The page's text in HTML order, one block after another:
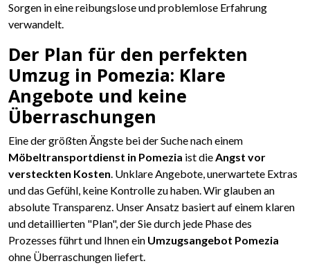
Sorgen in eine reibungslose und problemlose Erfahrung
verwandelt.
Der Plan für den perfekten
Umzug in Pomezia: Klare
Angebote und keine
Überraschungen
Eine der größten Ängste bei der Suche nach einem
Möbeltransportdienst in Pomezia ist dieAngst vor
versteckten Kosten. Unklare Angebote, unerwartete Extras
und das Gefühl, keine Kontrolle zu haben. Wir glauben an
absolute Transparenz. Unser Ansatz basiert auf einem klaren
und detaillierten "Plan", der Sie durch jede Phase des
Prozesses führt und Ihnen ein Umzugsangebot Pomezia
ohne Überraschungen liefert.